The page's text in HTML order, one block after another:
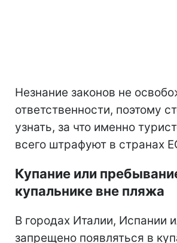
Незнание законов не
ответственности, поэтому
узнать, за что именно
всего штрафуют в странах
Купание или
купальнике вне пляжа
В городах Италии, Испании
запрещено появляться в